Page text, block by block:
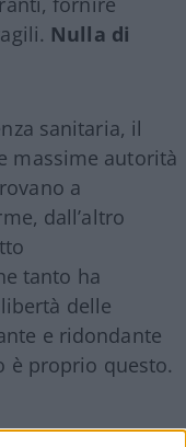
Nulla di
sanitaria, il
massime autorità
a
dall’altro
tanto ha
delle
e ridondante
è proprio questo.